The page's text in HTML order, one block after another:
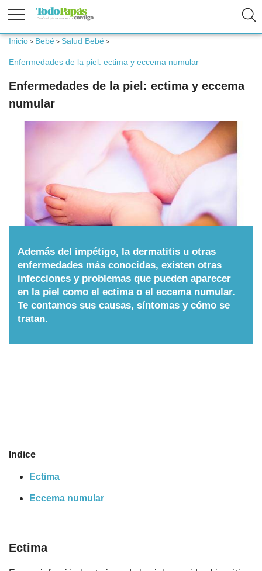
Embarazo
Nombres
Cuentos
Inicio > Bebé > Salud Bebé >
Enfermedades de la piel: ectima y eccema numular
Enfermedades de la piel: ectima y eccema
numular
Además del impétigo, la dermatitis u otras
enfermedades más conocidas, existen otras
infecciones y problemas que pueden aparecer
en la piel como el ectima o el eccema numular.
Te contamos sus causas, síntomas y cómo se
tratan.
Indice
Ectima
Eccema numular
Ectima